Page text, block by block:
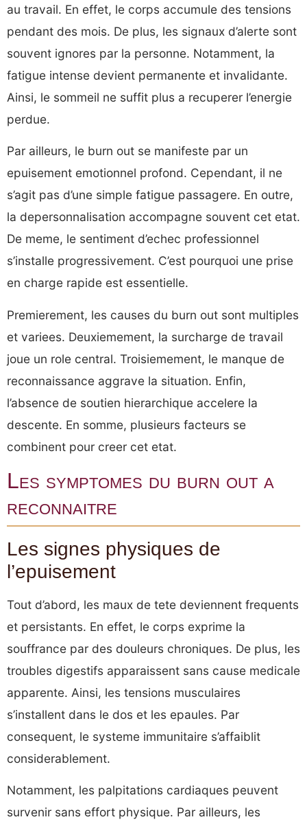
au travail. En effet, le corps accumule des tensions
pendant des mois. De plus, les signaux d’alerte sont
souvent ignores par la personne. Notamment, la
fatigue intense devient permanente et invalidante.
Ainsi, le sommeil ne suffit plus a recuperer l’energie
perdue.
Par ailleurs, le burn out se manifeste par un
epuisement emotionnel profond. Cependant, il ne
s’agit pas d’une simple fatigue passagere. En outre,
la depersonnalisation accompagne souvent cet etat.
De meme, le sentiment d’echec professionnel
s’installe progressivement. C’est pourquoi une prise
en charge rapide est essentielle.
Premierement, les causes du burn out sont multiples
et variees. Deuxiemement, la surcharge de travail
joue un role central. Troisiemement, le manque de
reconnaissance aggrave la situation. Enfin,
l’absence de soutien hierarchique accelere la
descente. En somme, plusieurs facteurs se
combinent pour creer cet etat.
Les symptomes du burn out a
reconnaitre
Les signes physiques de
l’epuisement
Tout d’abord, les maux de tete deviennent frequents
et persistants. En effet, le corps exprime la
souffrance par des douleurs chroniques. De plus, les
troubles digestifs apparaissent sans cause medicale
apparente. Ainsi, les tensions musculaires
s’installent dans le dos et les epaules. Par
consequent, le systeme immunitaire s’affaiblit
considerablement.
Notamment, les palpitations cardiaques peuvent
survenir sans effort physique. Par ailleurs, les